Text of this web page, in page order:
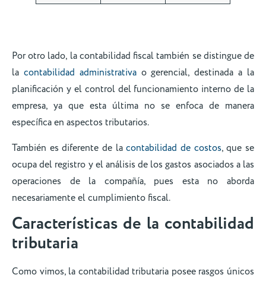
Por otro lado, la contabilidad fiscal también se distingue de
la contabilidad administrativao gerencial, destinada a la
planificación y el control del funcionamiento interno de la
empresa, ya que esta última no se enfoca de manera
específica en aspectos tributarios.
También es diferente de lacontabilidad de costos, que se
ocupa del registro y el análisis de los gastos asociados a las
operaciones de la compañía, pues esta no aborda
necesariamente el cumplimiento fiscal.
Características de la contabilidad
tributaria
Como vimos, la contabilidad tributaria posee rasgos únicos